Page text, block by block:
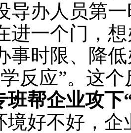
导办人员第
进一个门，
事时限、降
反应”。这
班帮企业攻下
境好不好，